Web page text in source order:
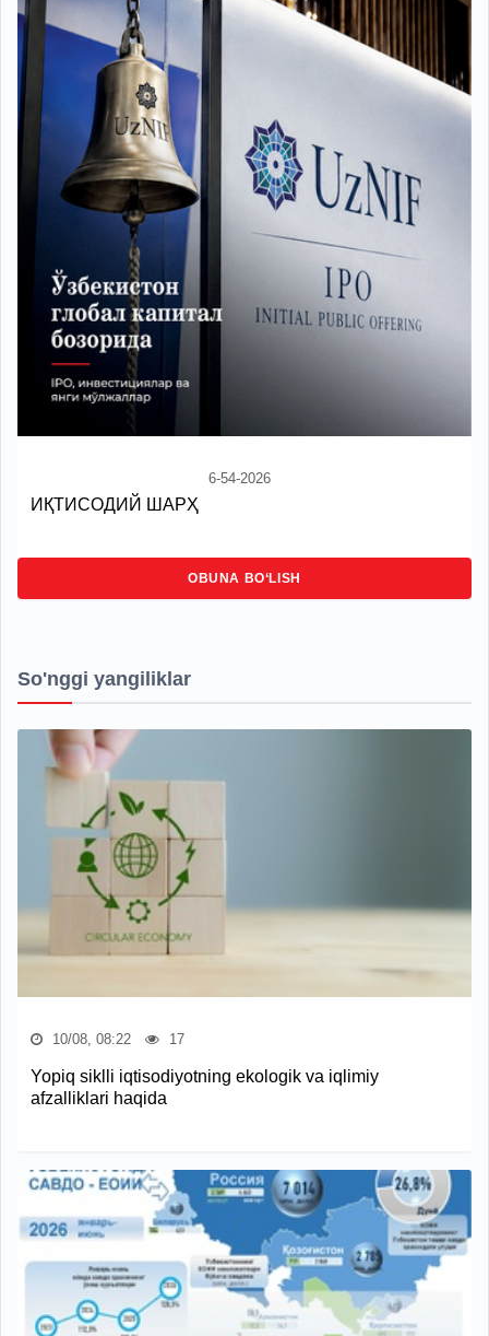
6-54-2026
ИҚТИСОДИЙ ШАРҲ
OBUNA BO‘LISH
So'nggi yangiliklar
10/08, 08:22 17
Yopiq siklli iqtisodiyotning ekologik va iqlimiy
afzalliklari haqida